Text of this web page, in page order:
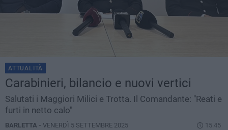
ATTUALITÀ
Carabinieri, bilancio e nuovi vertici
Salutati i Maggiori Milici e Trotta. Il Comandante: "Reati e
furti in netto calo"
BARLETTA - VENERDÌ 5 SETTEMBRE 2025 15.45